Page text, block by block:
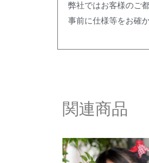
弊社ではお客様のご
事前に仕様等をお確
関連商品